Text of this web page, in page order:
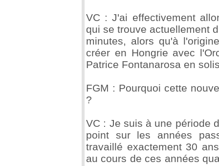
VC : J'ai effectivement
qui se trouve actuellement
minutes, alors qu'à
créer en Hongrie avec
Patrice Fontanarosa en
FGM : Pourquoi cette
?
VC : Je suis à une période
point sur les années
travaillé exactement 30
au cours de ces années